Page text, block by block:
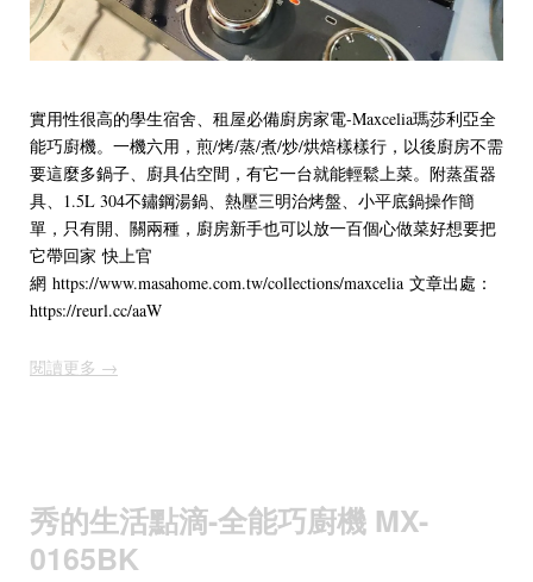
實用性很高的學生宿舍、租屋必備廚房家電-Maxcelia瑪莎利亞全
能巧廚機。一機六用，煎/烤/蒸/煮/炒/烘焙樣樣行，以後廚房不需
要這麼多鍋子、廚具佔空間，有它一台就能輕鬆上菜。附蒸蛋器
具、1.5L 304不鏽鋼湯鍋、熱壓三明治烤盤、小平底鍋操作簡
單，只有開、關兩種，廚房新手也可以放一百個心做菜好想要把
它帶回家 快上官
網 https://www.masahome.com.tw/collections/maxcelia 文章出處：
https://reurl.cc/aaW
閱讀更多 →
秀的生活點滴-全能巧廚機 MX-
0165BK